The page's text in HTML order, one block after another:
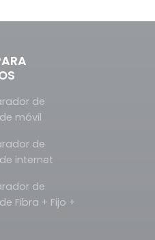
de
móvil
de
internet
de
Fibra + Fijo +